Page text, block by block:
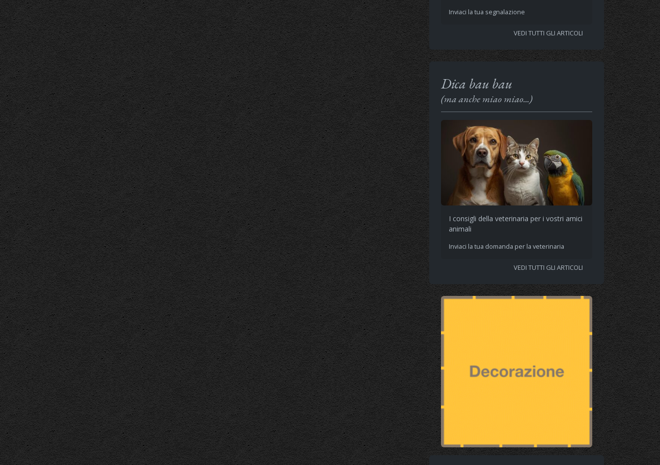
Inviaci la tua segnalazione
VEDI TUTTI GLI ARTICOLI
Dica bau bau
(ma anche miao miao...)
I consigli della veterinaria per i vostri amici
animali
Inviaci la tua domanda per la veterinaria
VEDI TUTTI GLI ARTICOLI